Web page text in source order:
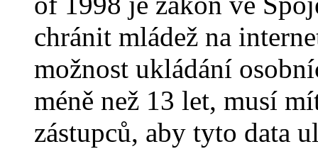
chránit mládež na
možnost ukládání
méně než 13 let, musí
zástupců, aby tyto data